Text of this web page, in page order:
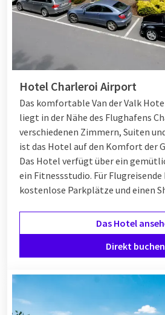
Hotel Charleroi Airport
Das komfortable Van der Valk
liegt in der Nähe des Flughafens
verschiedenen Zimmern, Suiten
ist das Hotel auf den Komfort der
Das Hotel verfügt über ein
ein Fitnessstudio. Für
kostenlose Parkplätze und einen
Das Hotel
Direkt buchen